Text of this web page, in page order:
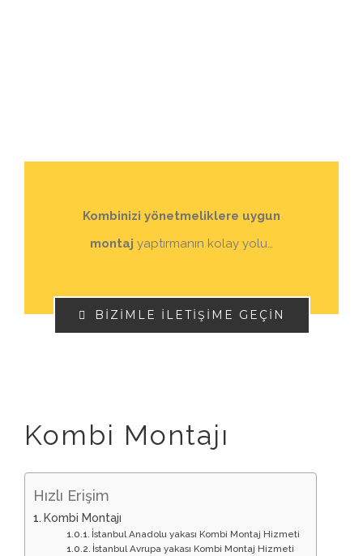
Kombinizi yönetmeliklere uygun
montaj yaptırmanın kolay yolu…
BİZİMLE İLETİŞİME GEÇİN
Kombi Montajı
Hızlı Erişim
Kombi Montajı
İstanbul Anadolu yakası Kombi Montaj Hizmeti
İstanbul Avrupa yakası Kombi Montaj Hizmeti